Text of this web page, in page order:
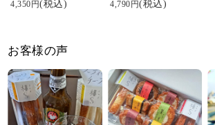
4,350円(税込)
4,790円(税込)
お客様の声